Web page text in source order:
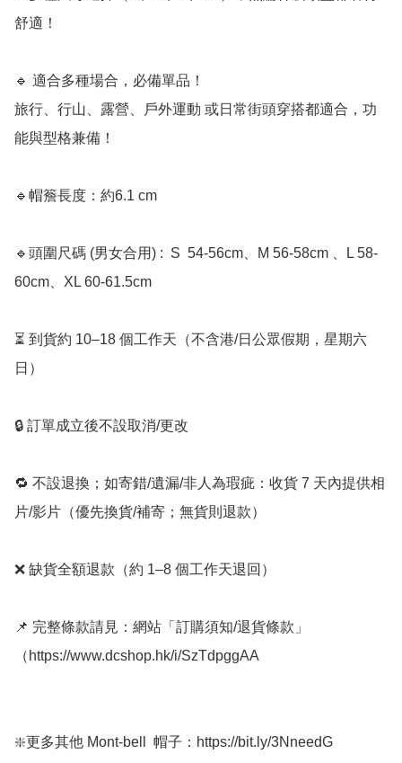
舒適！
🔹 適合多種場合，必備單品！
旅行、行山、露營、戶外運動 或日常街頭穿搭都適合，功
能與型格兼備！
🔹帽簷長度：約6.1 cm
🔹頭圍尺碼 (男女合用) :  S  54-56cm、M 56-58cm 、L 58-
60cm、XL 60-61.5cm
⏳ 到貨約 10–18 個工作天（不含港/日公眾假期，星期六
日）
🔒 訂單成立後不設取消/更改
🔁 不設退換；如寄錯/遺漏/非人為瑕疵：收貨 7 天內提供相
片/影片（優先換貨/補寄；無貨則退款）
❌ 缺貨全額退款（約 1–8 個工作天退回）
📌 完整條款請見：網站「訂購須知/退貨條款」
（https://www.dcshop.hk/i/SzTdpggAA
❇️更多其他 Mont-bell  帽子：https://bit.ly/3NneedG